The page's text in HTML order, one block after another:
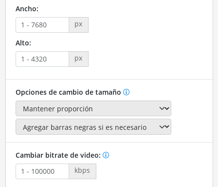
Ancho:
px
Alto:
px
Opciones de cambio de tamaño
Cambiar bitrate de video:
kbps